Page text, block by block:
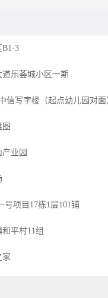
B1-3
乐荟城小区一期
信写字楼（起点幼儿园对面
业园
号项目17栋1层101铺
平村11组
家